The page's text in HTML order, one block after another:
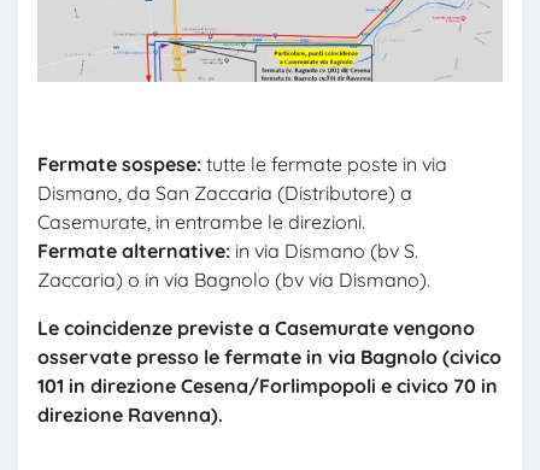
Fermate sospese: tutte le fermate poste in via
Dismano, da San Zaccaria (Distributore) a
Casemurate, in entrambe le direzioni.
Fermate alternative: in via Dismano (bv S.
Zaccaria) o in via Bagnolo (bv via Dismano).
Le coincidenze previste a Casemurate vengono
osservate presso le fermate in via Bagnolo (civico
101 in direzione Cesena/Forlimpopoli e civico 70 in
direzione Ravenna).